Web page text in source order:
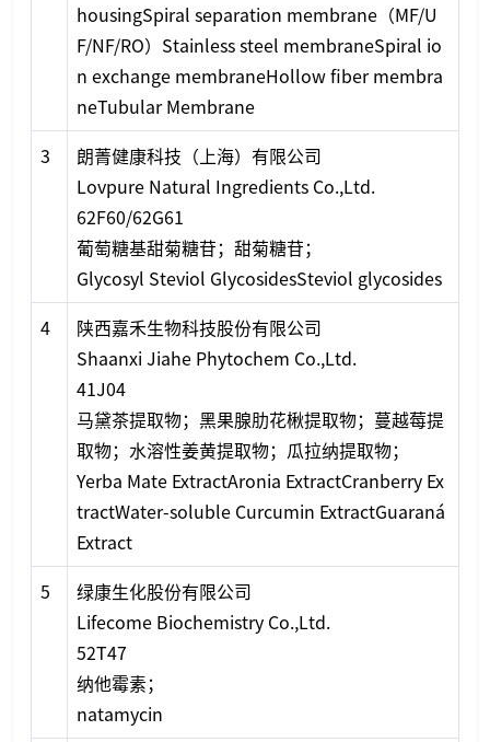
housingSpiral separation membrane（MF/U
F/NF/RO）Stainless steel membraneSpiral io
n exchange membraneHollow fiber membra
neTubular Membrane
3
朗菁健康科技（上海）有限公司
Lovpure Natural Ingredients Co.,Ltd.
62F60/62G61
葡萄糖基甜菊糖苷；甜菊糖苷；
Glycosyl Steviol GlycosidesSteviol glycosides
4
陕西嘉禾生物科技股份有限公司
Shaanxi Jiahe Phytochem Co.,Ltd.
41J04
马黛茶提取物；黑果腺肋花楸提取物；蔓越莓提
取物；水溶性姜黄提取物；瓜拉纳提取物；
Yerba Mate ExtractAronia ExtractCranberry Ex
tractWater-soluble Curcumin ExtractGuaraná
Extract
5
绿康生化股份有限公司
Lifecome Biochemistry Co.,Ltd.
52T47
纳他霉素；
natamycin